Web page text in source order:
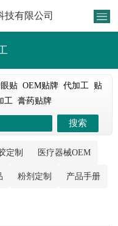
技有限公司
贴 OEM贴牌 代加工
贴
工 膏药贴牌
定制 医疗器械OEM
粉剂定制 产品手册